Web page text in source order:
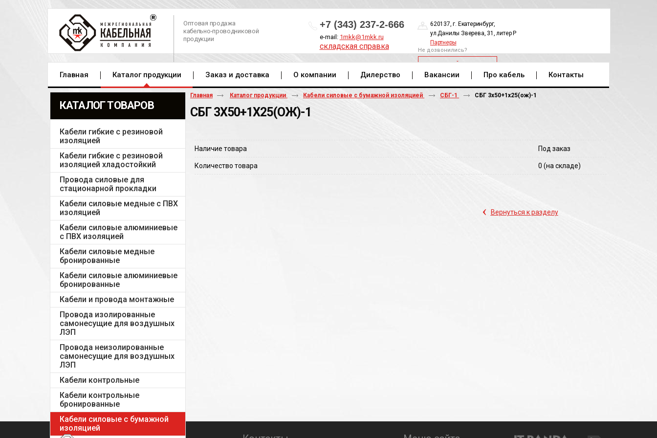
Оптовая продажа
кабельно-проводниковой
продукции
+7 (343) 237-2-666
e-mail: 1mkk@1mkk.ru
складская справка
620137, г. Екатеринбург,
ул.Данилы Зверева, 31, литер Р
Партнеры
Не дозвонились?
ОБРАТНЫЙ ЗВОНОК
Главная Каталог продукции Заказ и доставка О компании Дилерство Вакансии Про кабель Контакты
КАТАЛОГ ТОВАРОВ
Кабели гибкие с резиновой
изоляцией
Кабели гибкие с резиновой
изоляцией хладостойкий
Провода силовые для
стационарной прокладки
Кабели силовые медные с ПВХ
изоляцией
Кабели силовые алюминиевые
с ПВХ изоляцией
Кабели силовые медные
бронированные
Кабели силовые алюминиевые
бронированные
Кабели и провода монтажные
Провода изолированные
самонесущие для воздушных
ЛЭП
Провода неизолированные
самонесущие для воздушных
ЛЭП
Кабели контрольные
Кабели контрольные
бронированные
Кабели силовые с бумажной
изоляцией
Главная Каталог продукции Кабели силовые с бумажной изоляцией СБГ-1 СБГ 3х50+1х25(ож)-1
СБГ 3Х50+1Х25(ОЖ)-1
Наличие товара Под заказ
Количество товара 0 (на складе)
‹ Вернуться к разделу